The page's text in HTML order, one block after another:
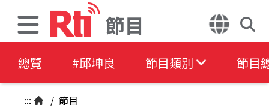
節目
總覽 #邱坤良 節目類別 節目
::: / 節目